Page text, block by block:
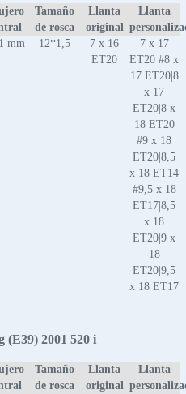
Tamaño
de rosca
Llanta
original
Llanta
mm 12*1,5
7 x 16
ET20
7 x 17
ET20 #8 x
17 ET20|8
x 17
ET20|8 x
18 ET20
#9 x 18
ET20|8,5
x 18 ET14
#9,5 x 18
ET17|8,5
x 18
ET20|9 x
18
ET20|9,5
x 18 ET17
2001 520 i
Tamaño
de rosca
Llanta
original
Llanta